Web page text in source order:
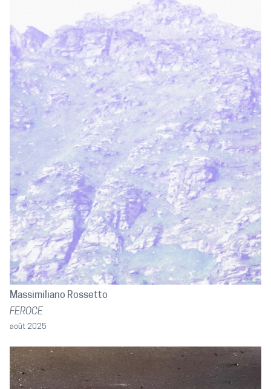
Massimiliano Rossetto
FEROCE
août 2025